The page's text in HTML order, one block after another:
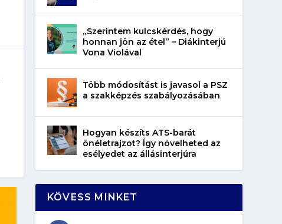
„Szerintem kulcskérdés, hogy
honnan jön az étel” – Diákinterjú
Vona Violával
Több módosítást is javasol a PSZ
a szakképzés szabályozásában
Hogyan készíts ATS-barát
önéletrajzot? Így növelheted az
esélyedet az állásinterjúra
KÖVESS MINKET